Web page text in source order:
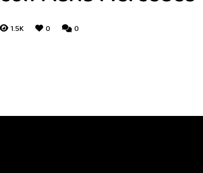
1.5K 0 0